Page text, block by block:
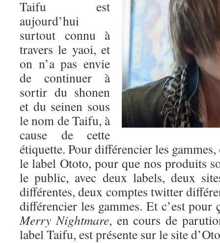
Taifu est
aujourd’hui
surtout connu à
travers le yaoi, et
on n’a pas envie
de continuer à
sortir du shonen
et du seinen sous
le nom de Taifu, à
cause de cette
étiquette. Pour différencier les
le label Ototo, pour que nos produits
le public, avec deux labels, deux
différentes, deux comptes twitter
différencier les gammes. Et c’est pour
Merry Nightmare, en cours de
label Taifu, est présente sur le site